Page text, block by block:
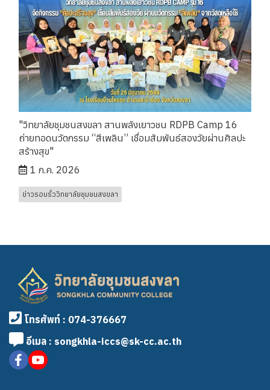
"วิทยาลัยชุมชนสงขลา สานพลังเยาวชน RDPB Camp 16
ถ่ายทอดนวัตกรรม “สีเพลิน” เชื่อมสัมพันธ์สองวัยผ่านศิลปะ
สร้างสุข"
1 ก.ค. 2026
ข่าวรอบรั้ววิทยาลัยชุมชนสงขลา
โทรศัพท์ : 074-376667
อีเมล : songkhla-iccs@sk-cc.ac.th